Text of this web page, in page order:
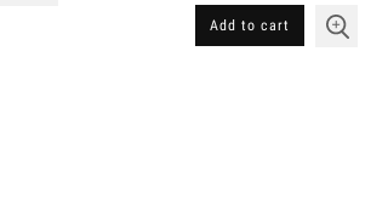
Add to cart